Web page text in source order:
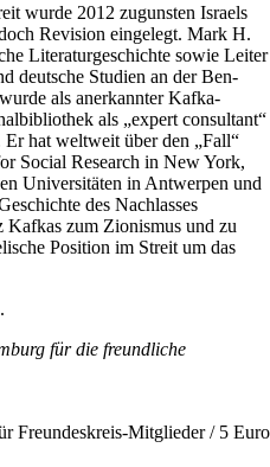
wurde 2012 zugunsten Israels
Revision eingelegt. Mark H.
Literaturgeschichte sowie Leiter
deutsche Studien an der Ben-
als anerkannter Kafka-
als „expert consultant“
hat weltweit über den „Fall“
Social Research in New York,
Universitäten in Antwerpen und
des Nachlasses
Kafkas zum Zionismus und zu
Position im Streit um das
für die freundliche
Freundeskreis-Mitglieder / 5 Euro